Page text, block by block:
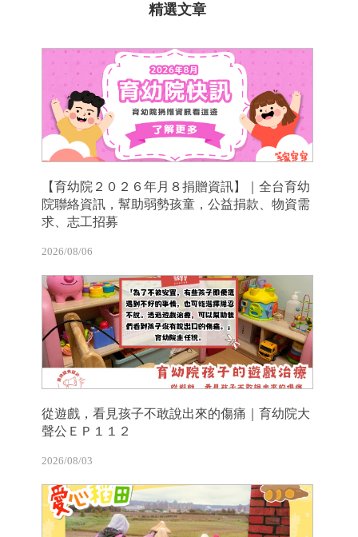
精選文章
【育幼院２０２６年月８捐贈資訊】｜全台育幼
院聯絡資訊，幫助弱勢孩童，公益捐款、物資需
求、志工招募
2026/08/06
從遊戲，看見孩子不敢說出來的傷痛｜育幼院大
聲公ＥＰ１１２
2026/08/03